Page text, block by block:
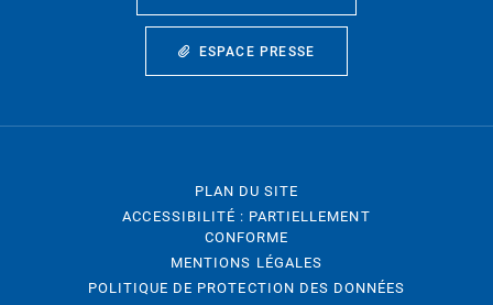
ESPACE PRESSE
PLAN DU SITE
ACCESSIBILITÉ : PARTIELLEMENT
CONFORME
MENTIONS LÉGALES
POLITIQUE DE PROTECTION DES DONNÉES